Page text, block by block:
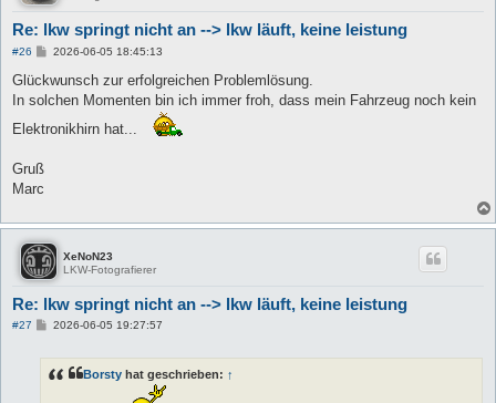
Re: lkw springt nicht an --> lkw läuft, keine leistung
#26
B
i
r
g
2026-06-05 18:45:13
Glückwunsch zur erfolgreichen Problemlösung.
In solchen Momenten bin ich immer froh, dass mein Fahrzeug noch kein
Elektronikhirn hat...
Gruß
Marc
XeNoN23
LKW-Fotografierer
Re: lkw springt nicht an --> lkw läuft, keine leistung
#27
B
r
2026-06-05 19:27:57
Borsty hat geschrieben: ↑